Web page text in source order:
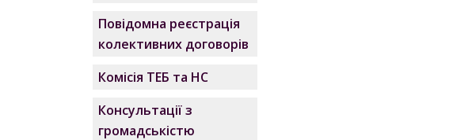
Повідомна реєстрація
колективних договорів
Комісія ТЕБ та НС
Консультації з
громадськістю